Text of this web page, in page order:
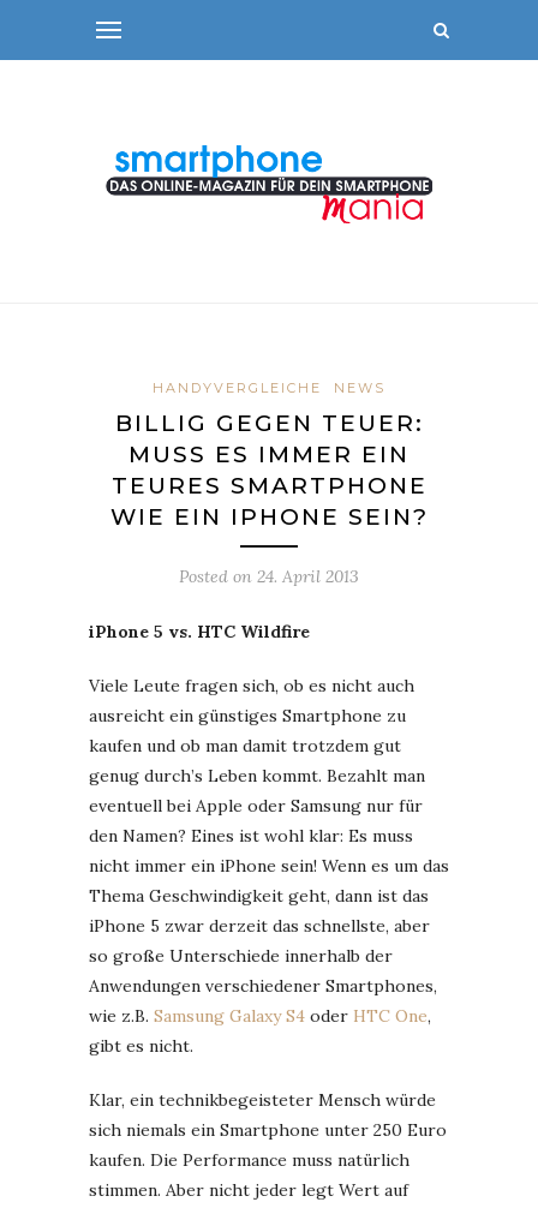
HANDYVERGLEICHE NEWS
BILLIG GEGEN TEUER:
MUSS ES IMMER EIN
TEURES SMARTPHONE
WIE EIN IPHONE SEIN?
Posted on 24. April 2013
iPhone 5 vs. HTC Wildfire
Viele Leute fragen sich, ob es nicht auch
ausreicht ein günstiges Smartphone zu
kaufen und ob man damit trotzdem gut
genug durch’s Leben kommt. Bezahlt man
eventuell bei Apple oder Samsung nur für
den Namen? Eines ist wohl klar: Es muss
nicht immer ein iPhone sein! Wenn es um das
Thema Geschwindigkeit geht, dann ist das
iPhone 5 zwar derzeit das schnellste, aber
so große Unterschiede innerhalb der
Anwendungen verschiedener Smartphones,
wie z.B. Samsung Galaxy S4 oder HTC One,
gibt es nicht.
Klar, ein technikbegeisteter Mensch würde
sich niemals ein Smartphone unter 250 Euro
kaufen. Die Performance muss natürlich
stimmen. Aber nicht jeder legt Wert auf